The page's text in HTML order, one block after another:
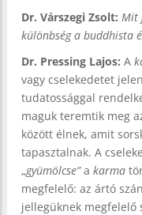
Dr. Várszegi Zsolt: Mit
különbség a buddhista
Dr. Pressing Lajos: A
vagy cselekedetet
tudatossággal
maguk teremtik meg
között élnek, amit
tapasztalnak. A
„gyümölcse”a karma
megfelelő: az ártó
jellegüknek megfelelő